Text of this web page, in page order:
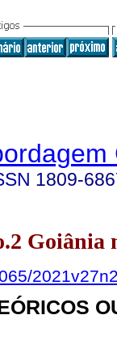
1809-
Goiânia